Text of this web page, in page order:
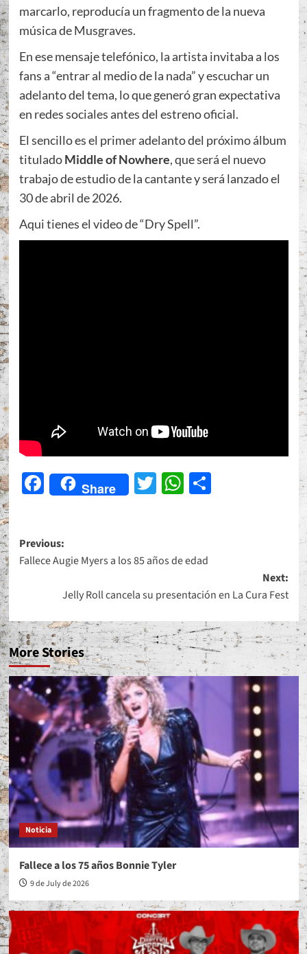
marcarlo, reproducía un fragmento de la nueva
música de Musgraves.
En ese mensaje telefónico, la artista invitaba a los
fans a “entrar al medio de la nada” y escuchar un
adelanto del tema, lo que generó gran expectativa
en redes sociales antes del estreno oficial.
El sencillo es el primer adelanto del próximo álbum
tituladoMiddle of Nowhere, que será el nuevo
trabajo de estudio de la cantante y será lanzado el
30 de abril de 2026.
Aqui tienes el video de “Dry Spell”.
Facebook
Share Twitter
WhatsApp
Share
Post
navigation
Previous:
Fallece Augie Myers a los 85 años de edad
Next:
Jelly Roll cancela su presentación en La Cura Fest
More Stories
Noticia
Fallece a los 75 años Bonnie Tyler
9 de July de 2026